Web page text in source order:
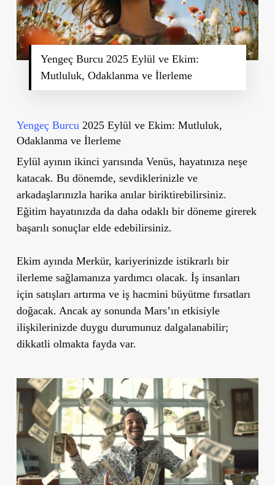
Yengeç Burcu 2025 Eylül ve Ekim:
Mutluluk, Odaklanma ve İlerleme
Yengeç Burcu 2025 Eylül ve Ekim: Mutluluk,
Odaklanma ve İlerleme
Eylül ayının ikinci yarısında Venüs, hayatınıza neşe
katacak. Bu dönemde, sevdiklerinizle ve
arkadaşlarınızla harika anılar biriktirebilirsiniz.
Eğitim hayatınızda da daha odaklı bir döneme girerek
başarılı sonuçlar elde edebilirsiniz.
Ekim ayında Merkür, kariyerinizde istikrarlı bir
ilerleme sağlamanıza yardımcı olacak. İş insanları
için satışları artırma ve iş hacmini büyütme fırsatları
doğacak. Ancak ay sonunda Mars’ın etkisiyle
ilişkilerinizde duygu durumunuz dalgalanabilir;
dikkatli olmakta fayda var.